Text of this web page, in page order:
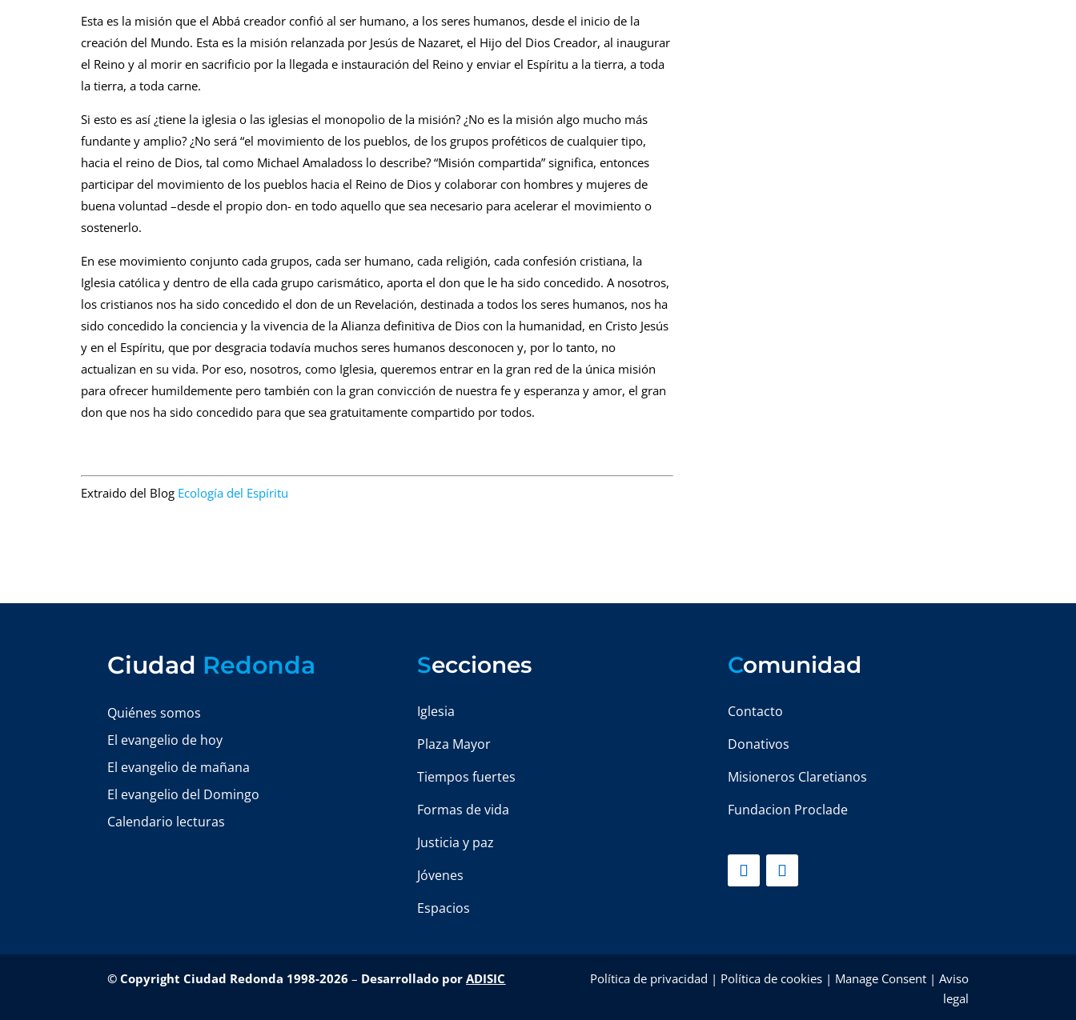
Esta es la misión que el Abbá creador confió al ser humano, a los seres humanos, desde el inicio de la
creación del Mundo. Esta es la misión relanzada por Jesús de Nazaret, el Hijo del Dios Creador, al inaugurar
el Reino y al morir en sacrificio por la llegada e instauración del Reino y enviar el Espíritu a la tierra, a toda
la tierra, a toda carne.
Si esto es así ¿tiene la iglesia o las iglesias el monopolio de la misión? ¿No es la misión algo mucho más
fundante y amplio? ¿No será “el movimiento de los pueblos, de los grupos proféticos de cualquier tipo,
hacia el reino de Dios, tal como Michael Amaladoss lo describe? “Misión compartida” significa, entonces
participar del movimiento de los pueblos hacia el Reino de Dios y colaborar con hombres y mujeres de
buena voluntad –desde el propio don- en todo aquello que sea necesario para acelerar el movimiento o
sostenerlo.
En ese movimiento conjunto cada grupos, cada ser humano, cada religión, cada confesión cristiana, la
Iglesia católica y dentro de ella cada grupo carismático, aporta el don que le ha sido concedido. A nosotros,
los cristianos nos ha sido concedido el don de un Revelación, destinada a todos los seres humanos, nos ha
sido concedido la conciencia y la vivencia de la Alianza definitiva de Dios con la humanidad, en Cristo Jesús
y en el Espíritu, que por desgracia todavía muchos seres humanos desconocen y, por lo tanto, no
actualizan en su vida. Por eso, nosotros, como Iglesia, queremos entrar en la gran red de la única misión
para ofrecer humildemente pero también con la gran convicción de nuestra fe y esperanza y amor, el gran
don que nos ha sido concedido para que sea gratuitamente compartido por todos.
Extraido del Blog Ecología del Espíritu
Ciudad Redonda
Quiénes somos
El evangelio de hoy
El evangelio de mañana
El evangelio del Domingo
Calendario lecturas
Secciones
Iglesia
Plaza Mayor
Tiempos fuertes
Formas de vida
Justicia y paz
Jóvenes
Espacios
Comunidad
Contacto
Donativos
Misioneros Claretianos
Fundacion Proclade
© Copyright Ciudad Redonda 1998-2026 – Desarrollado porADISIC Política de privacidad | Política de cookies| Manage Consent| Aviso
legal